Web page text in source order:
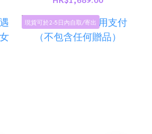
現貨可於2-5日內自取/寄出